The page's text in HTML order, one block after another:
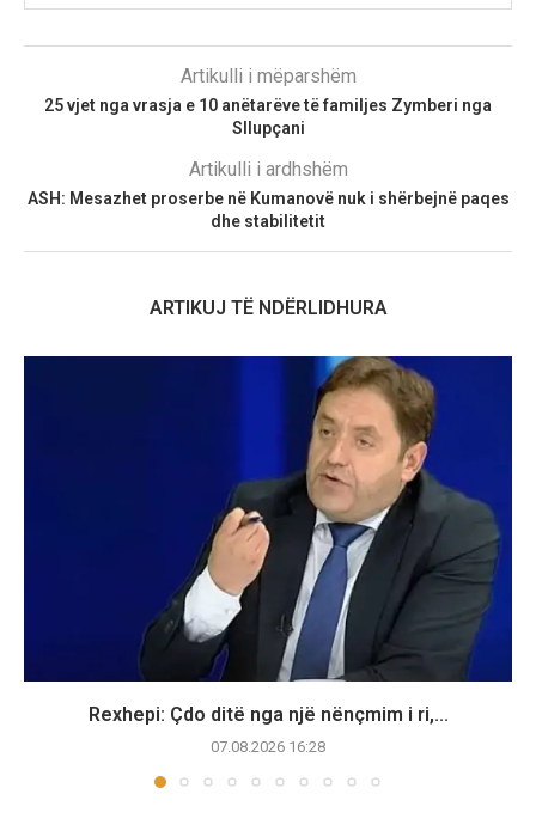
Artikulli i mëparshëm
25 vjet nga vrasja e 10 anëtarëve të familjes Zymberi nga
Sllupçani
Artikulli i ardhshëm
ASH: Mesazhet proserbe në Kumanovë nuk i shërbejnë paqes
dhe stabilitetit
ARTIKUJ TË NDËRLIDHURA
Rexhepi: Çdo ditë nga një nënçmim i ri,...
07.08.2026 16:28